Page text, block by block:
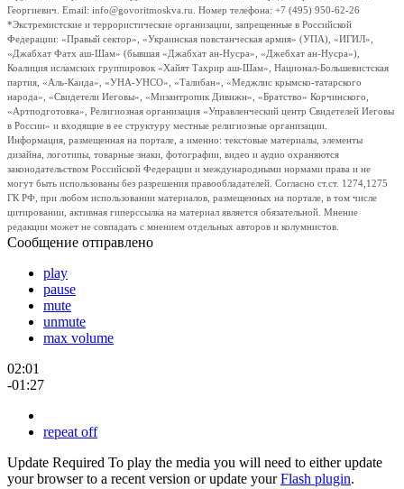
Георгиевич. Email: info@govoritmoskva.ru. Номер телефона: +7 (495) 950-62-26
*Экстремистские и террористические организации, запрещенные в Российской
Федерации: «Правый сектор», «Украинская повстанческая армия» (УПА), «ИГИЛ»,
«Джабхат Фатх аш-Шам» (бывшая «Джабхат ан-Нусра», «Джебхат ан-Нусра»),
Коалиция исламских группировок «Хайят Тахрир аш-Шам», Национал-Большевистская
партия, «Аль-Каида», «УНА-УНСО», «Талибан», «Меджлис крымско-татарского
народа», «Свидетели Иеговы», «Мизантропик Дивижн», «Братство» Корчинского,
«Артподготовка», Религиозная организация «Управленческий центр Свидетелей Иеговы
в России» и входящие в ее структуру местные религиозные организации.
Информация, размещенная на портале, а именно: текстовые материалы, элементы
дизайна, логотипы, товарные знаки, фотографии, видео и аудио охраняются
законодательством Российской Федерации и международными нормами права и не
могут быть использованы без разрешения правообладателей. Согласно ст.ст. 1274,1275
ГК РФ, при любом использовании материалов, размещенных на портале, в том числе
цитировании, активная гиперссылка на материал является обязательной. Мнение
редакции может не совпадать с мнением отдельных авторов и колумнистов.
Сообщение отправлено
play
pause
mute
unmute
max volume
02:01
-01:27
repeat off
Update Required To play the media you will need to either update
your browser to a recent version or update yourFlash plugin.